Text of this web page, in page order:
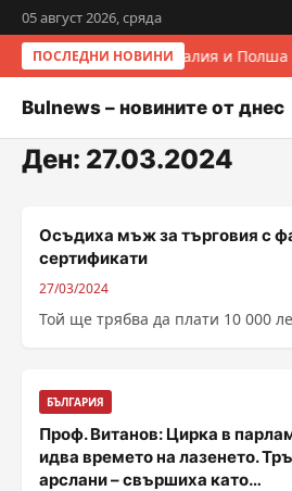
05 август 2026, сряда
ПОСЛЕДНИ НОВИНИИталия и Полша
Bulnews – новините от днес
Ден: 27.03.2024
Осъдиха мъж за търговия с
сертификати
27/03/2024
Той ще трябва да плати 10 000
БЪЛГАРИЯ
Проф. Витанов: Цирка в
идва времето на лазенето.
арслани – свършиха като…